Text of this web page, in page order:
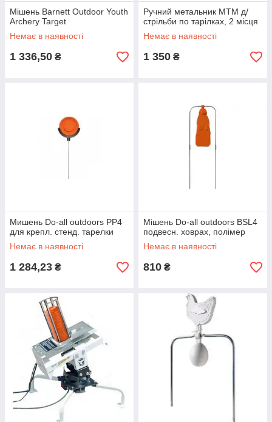
Мішень Barnett Outdoor Youth
Archery Target
Немає в наявності
1 336,50 ₴
Ручний метальник MTM д/
стрільби по тарілках, 2 місця
Немає в наявності
1 350 ₴
Мишень Do-all outdoors PP4
для крепл. стенд. тарелки
Немає в наявності
1 284,23 ₴
Мішень Do-all outdoors BSL4
подвесн. ховрах, полімер
Немає в наявності
810 ₴